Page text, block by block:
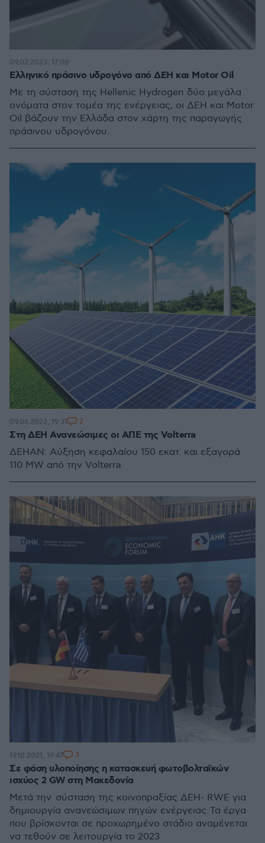
Ελληνικό πράσινο υδρογόνο από ΔΕΗ και Motor Oil
Με τη σύσταση της Hellenic Hydrogen δύο μεγάλα
ονόματα στον τομέα της ενέργειας, οι ΔΕΗ και Motor
Oil βάζουν την Ελλάδα στον χάρτη της παραγωγής
πράσινου υδρογόνου.
09.02.2023, 17:00
Στη ΔΕΗ Ανανεώσιμες οι AΠΕ της Volterra
ΔΕΗΑΝ: Αύξηση κεφαλαίου 150 εκατ. και εξαγορά
110 MW από την Volterra
09.06.2022, 19:31 2
Σε φάση υλοποίησης η κατασκευή φωτοβολταϊκών
ισχύος 2 GW στη Μακεδονία
Μετά την σύσταση της κοινοπραξίας ΔΕΗ- RWE για
δημιουργία ανανεώσιμων πηγών ενέργειας. Τα έργα
που βρίσκονται σε προχωρημένο στάδιο αναμένεται
να τεθούν σε λειτουργία το 2023
19.10.2021, 19:47 3